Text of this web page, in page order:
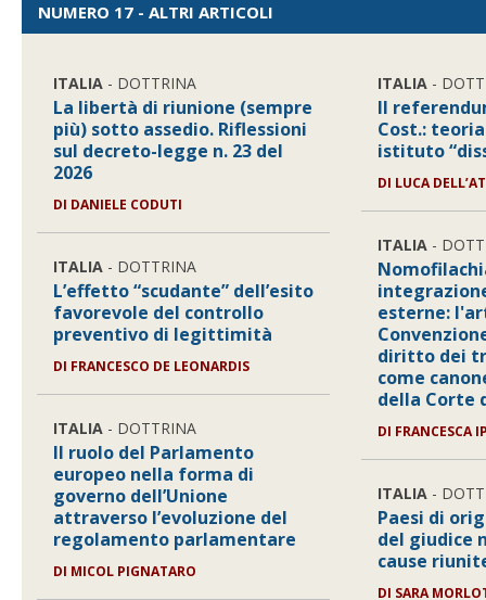
NUMERO 17 - ALTRI ARTICOLI
ITALIA - DOTTRINA
La libertà di riunione (sempre
più) sotto assedio. Riflessioni
sul decreto-legge n. 23 del
2026
DI DANIELE CODUTI
ITALIA - DOTTRINA
L’effetto “scudante” dell’esito
favorevole del controllo
preventivo di legittimità
DI FRANCESCO DE LEONARDIS
ITALIA - DOTTRINA
Il ruolo del Parlamento
europeo nella forma di
governo dell’Unione
attraverso l’evoluzione del
regolamento parlamentare
DI MICOL PIGNATARO
ITALIA -
Il
Cost.:
istituto
DI LUCA
ITALIA -
esterne:
diritto dei
come
della Corte
DI FRANCESCA
ITALIA -
Paesi di
del giudice
cause
DI SARA